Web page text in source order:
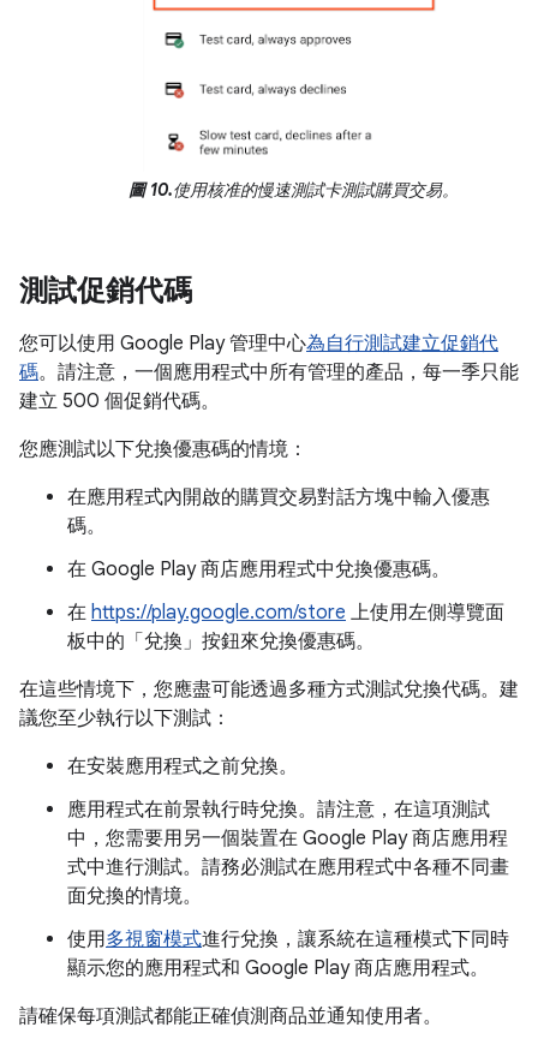
圖 10.使用核准的慢速測試卡測試購買交易。
測試促銷代碼
您可以使用 Google Play 管理中心為自行測試建立促銷代
碼。請注意，一個應用程式中所有管理的產品，每一季只能
建立 500 個促銷代碼。
您應測試以下兌換優惠碼的情境：
在應用程式內開啟的購買交易對話方塊中輸入優惠
碼。
在 Google Play 商店應用程式中兌換優惠碼。
在 https://play.google.com/store 上使用左側導覽面
板中的「兌換」 按鈕來兌換優惠碼。
在這些情境下，您應盡可能透過多種方式測試兌換代碼。建
議您至少執行以下測試：
在安裝應用程式之前兌換。
應用程式在前景執行時兌換。請注意，在這項測試
中，您需要用另一個裝置在 Google Play 商店應用程
式中進行測試。請務必測試在應用程式中各種不同畫
面兌換的情境。
使用多視窗模式進行兌換，讓系統在這種模式下同時
顯示您的應用程式和 Google Play 商店應用程式。
請確保每項測試都能正確偵測商品並通知使用者。